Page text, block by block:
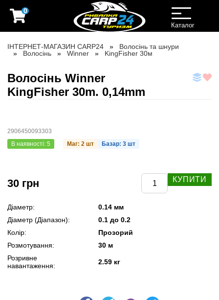
0
Toggle
navigation
Каталог
ІНТЕРНЕТ-МАГАЗИН CARP24
Волосінь та шнури
Волосінь
Winner KingFisher 30м
Волосінь Winner
KingFisher 30m. 0,14mm
2906450093303
В наявності: 5
Маг: 2 шт Базар: 3 шт
30 грн КУПИТИ
Діаметр:
0.14 мм
Діаметр (Діапазон):
0.1 до 0.2
Колір:
Прозорий
Розмотування:
30 м
Розривне
навантаження:
2.59 кг